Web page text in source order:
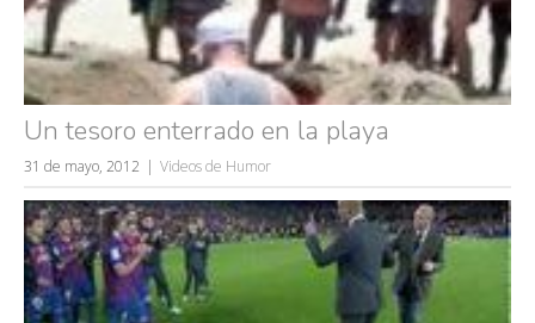
Un tesoro enterrado en la playa
31 de mayo, 2012 Videos de Humor